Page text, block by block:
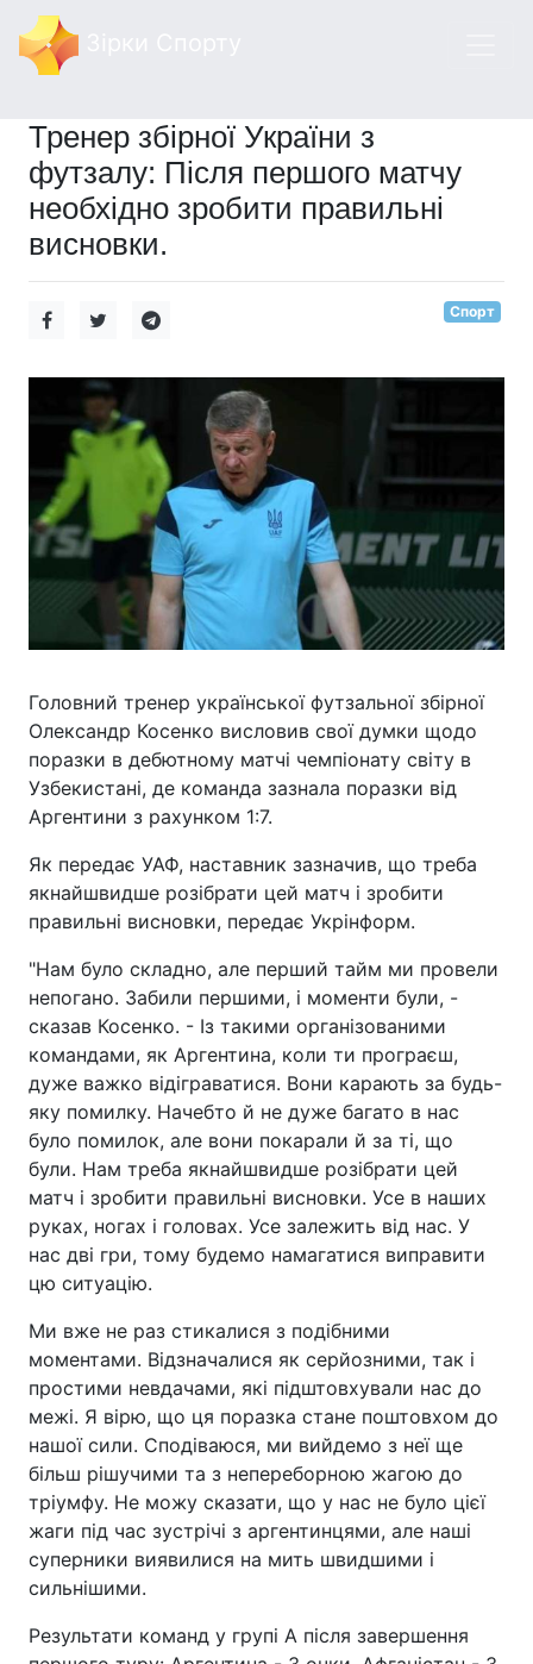
Тренер збірної України з
футзалу: Після першого матчу
необхідно зробити правильні
висновки.
Спорт
Головний тренер української футзальної збірної
Олександр Косенко висловив свої думки щодо
поразки в дебютному матчі чемпіонату світу в
Узбекистані, де команда зазнала поразки від
Аргентини з рахунком 1:7.
Як передає УАФ, наставник зазначив, що треба
якнайшвидше розібрати цей матч і зробити
правильні висновки, передає Укрінформ.
"Нам було складно, але перший тайм ми провели
непогано. Забили першими, і моменти були, -
сказав Косенко. - Із такими організованими
командами, як Аргентина, коли ти програєш,
дуже важко відіграватися. Вони карають за будь-
яку помилку. Начебто й не дуже багато в нас
було помилок, але вони покарали й за ті, що
були. Нам треба якнайшвидше розібрати цей
матч і зробити правильні висновки. Усе в наших
руках, ногах і головах. Усе залежить від нас. У
нас дві гри, тому будемо намагатися виправити
цю ситуацію.
Ми вже не раз стикалися з подібними
моментами. Відзначалися як серйозними, так і
простими невдачами, які підштовхували нас до
межі. Я вірю, що ця поразка стане поштовхом до
нашої сили. Сподіваюся, ми вийдемо з неї ще
більш рішучими та з непереборною жагою до
тріумфу. Не можу сказати, що у нас не було цієї
жаги під час зустрічі з аргентинцями, але наші
суперники виявилися на мить швидшими і
сильнішими.
Результати команд у групі А після завершення